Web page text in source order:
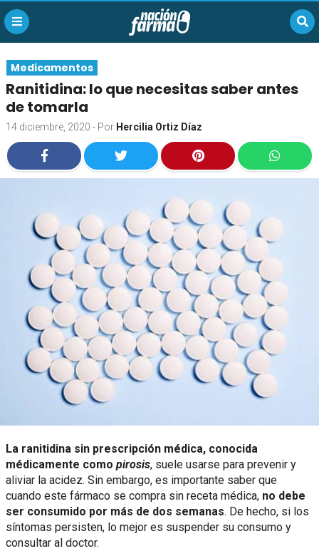
Medicamentos
Ranitidina: lo que necesitas saber antes
de tomarla
14 diciembre, 2020 - Por Hercilia Ortiz Díaz
La ranitidina sin prescripción médica, conocida
médicamente como pirosis, suele usarse para prevenir y
aliviar la acidez. Sin embargo, es importante saber que
cuando este fármaco se compra sin receta médica, no debe
ser consumido por más de dos semanas. De hecho, si los
síntomas persisten, lo mejor es suspender su consumo y
consultar al doctor.